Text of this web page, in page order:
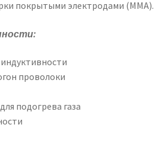
покрытыми электродами (ММА).
проволоки
подогрева газа